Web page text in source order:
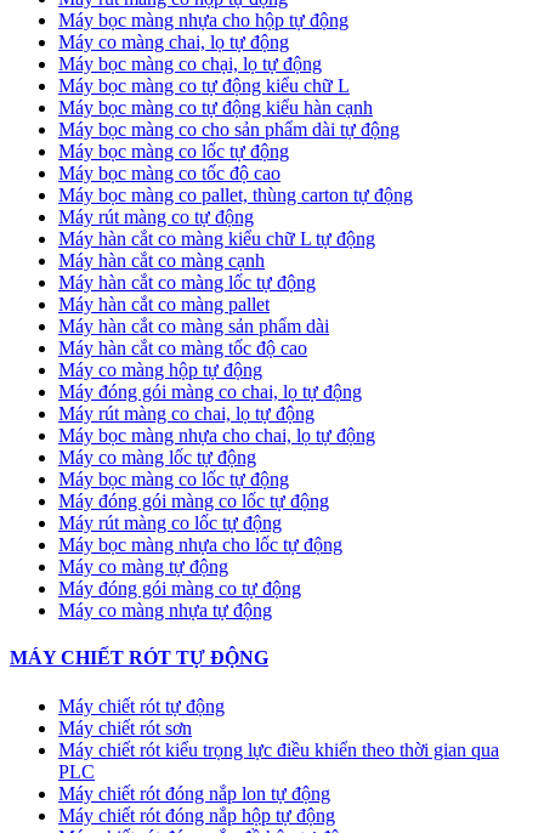
Máy bọc màng nhựa cho hộp tự động
Máy co màng chai, lọ tự động
Máy bọc màng co chại, lọ tự động
Máy bọc màng co tự động kiểu chữ L
Máy bọc màng co tự động kiểu hàn cạnh
Máy bọc màng co cho sản phẩm dài tự động
Máy bọc màng co lốc tự động
​Máy bọc màng co tốc độ cao
Máy bọc màng co pallet, thùng carton tự động
​Máy rút màng co tự động
​Máy hàn cắt co màng kiểu chữ L tự động
​Máy hàn cắt co màng cạnh
​Máy hàn cắt co màng lốc tự động
​Máy hàn cắt co màng pallet
​Máy hàn cắt co màng sản phẩm dài
​Máy hàn cắt co màng tốc độ cao
Máy co màng hộp tự động
Máy đóng gói màng co chai, lọ tự động
Máy rút màng co chai, lọ tự động
Máy bọc màng nhựa cho chai, lọ tự động
Máy co màng lốc tự động
Máy bọc màng co lốc tự động
Máy đóng gói màng co lốc tự động
Máy rút màng co lốc tự động
Máy bọc màng nhựa cho lốc tự động
Máy co màng tự động
Máy đóng gói màng co tự động
Máy co màng nhựa tự động
MÁY CHIẾT RÓT TỰ ĐỘNG
Máy chiết rót tự động
Máy chiết rót sơn
Máy chiết rót kiểu trọng lực điều khiển theo thời gian qua
PLC
Máy chiết rót đóng nắp lon tự động
Máy chiết rót đóng nắp hộp tự động